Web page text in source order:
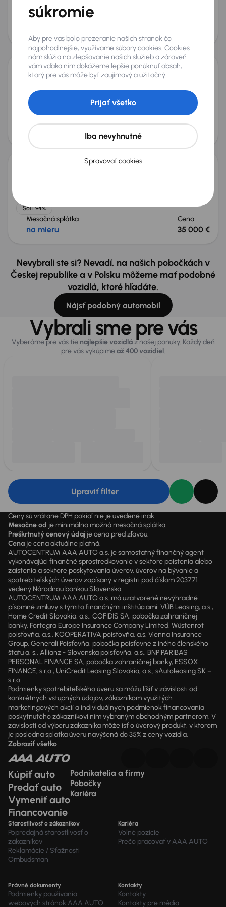
Po prvom majiteľovi SoH 90%
Mesačná splátka
Nové v ponuke
Tesla Model Y Long Range AWD 75kWh
92 722 kmAutomatElektro Batériový elektromobil (BEV)
Long Range AWD 75kWh378 kW4x4
SoH 91%
Mesačná splátka
na mieru
Cena
35 000 €
Nové v ponuke
SoH 94%
Mesačná splátka
na mieru
Cena
35 000 €
Nevybrali ste si? Nevadí, na našich pobočkách v
Českej republike a v Polsku môžeme mať podobné
vozidlá, ktoré hľadáte.
Nájsť podobný automobil
Vybrali sme pre vás
Vyberáme pre vás tie najlepšie vozidláz našej ponuky. Každý deň
pre vás vykúpimeaž 400 vozidiel.
Upraviť filter
Ceny sú vrátane DPH pokiaľ nie je uvedené inak.
Mesačne od je minimálna možná mesačná splátka.
Preškrtnutý cenový údaj je cena pred zľavou.
Cena je cena aktuálne platná.
AUTOCENTRUM AAA AUTO a.s. je samostatný finančný agent
vykonávajúci finančné sprostredkovanie v sektore poistenia alebo
zaistenia a sektore poskytovania úverov, úverov na bývanie a
spotrebiteľských úverov zapísaný v registri pod číslom 203771
vedený Národnou bankou Slovenska.
AUTOCENTRUM AAA AUTO a.s. má uzatvorené nevýhradné
písomné zmluvy s týmito finančnými inštitúciami: VÚB Leasing, a.s.,
Home Credit Slovakia, a.s., COFIDIS SA, pobočka zahraničnej
banky, Fortegra Europe Insurance Company Limited, Wüstenrot
poisťovňa, a.s., KOOPERATIVA poisťovňa, a.s. Vienna Insurance
Group, Generali Poisťovňa, pobočka poisťovne z iného členského
štátu a. s., Allianz - Slovenská poisťovňa, a.s., BNP PARIBAS
PERSONAL FINANCE SA, pobočka zahraničnej banky, ESSOX
FINANCE, s.r.o., UniCredit Leasing Slovakia, a.s., sAutoleasing SK –
s.r.o.
Podmienky spotrebiteľského úveru sa môžu líšiť v závislosti od
konkrétnych vstupných údajov, zákazníkom využitých
marketingových akcií a individuálnych podmienok financovania
poskytnutého zákazníkovi ním vybraným obchodným partnerom. V
závislosti od výberu zákazníka môže ísť o úverový produkt, v ktorom
je posledná splátka úveru navýšená do 35% z ceny vozidla.
Zobraziť všetko
Kúpiť auto
Predať auto
Vymeniť auto
Financovanie
Podnikatelia a firmy
Pobočky
Kariéra
Starostlivosť o zákazníkov
Popredajná starostlivosť o
zákazníkov
Reklamácie / Sťažnosti
Ombudsman
Kariéra
Voľné pozície
Prečo pracovať v AAA AUTO
Právné dokumenty
Podmienky používania
webových stránok AAA AUTO
Kontakty
Kontakty
Kontakty pre média
súkromie
Aby pre vás bolo prezeranie našich stránok čo
najpohodlnejšie, využívame súbory cookies. Cookies
nám slúžia na zlepšovanie našich služieb a zároveň
vám vďaka nim dokážeme lepšie ponúknuť obsah,
ktorý pre vás môže byť zaujímavý a užitočný.
Spravovať cookies
Iba nevyhnutné
Prijať všetko